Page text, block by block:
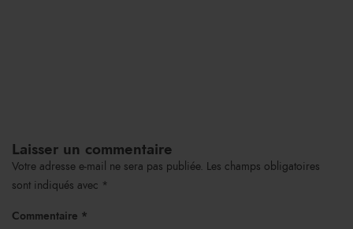
Laisser un commentaire
Votre adresse e-mail ne sera pas publiée. Les champs obligatoires
sont indiqués avec *
Commentaire *